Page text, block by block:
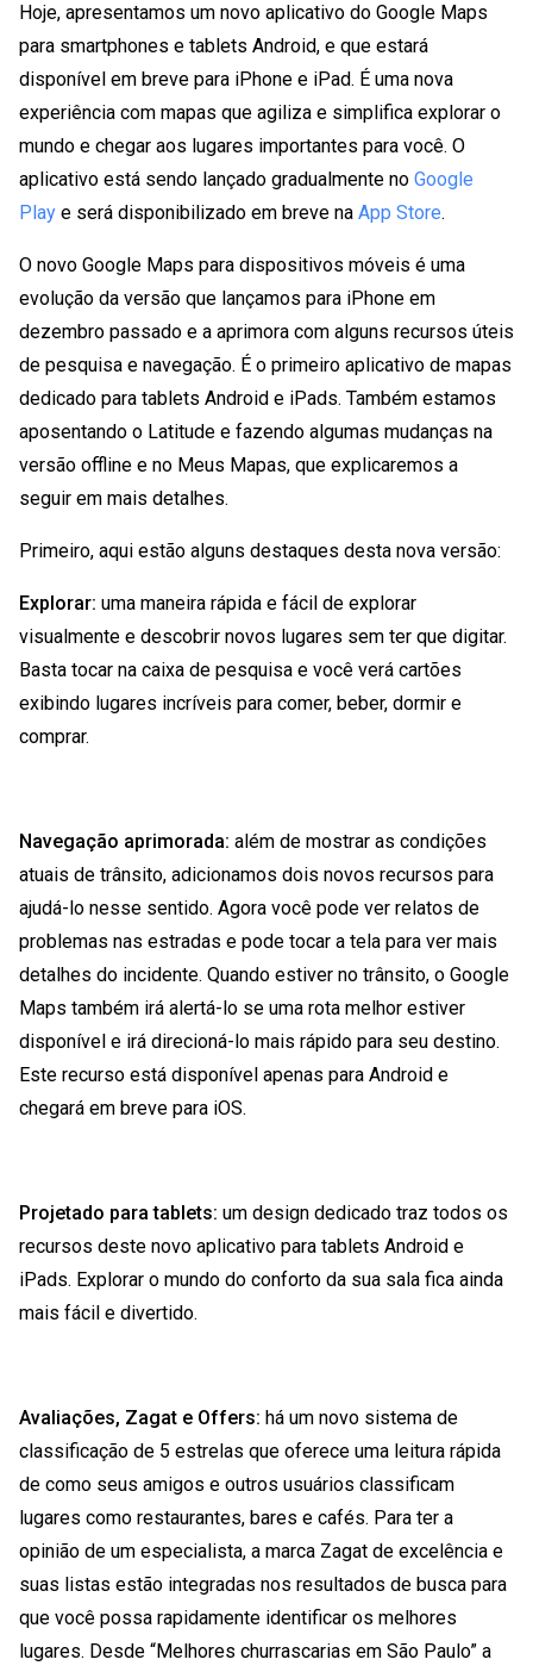
Hoje, apresentamos um novo aplicativo do Google Maps
para smartphones e tablets Android, e que estará
disponível em breve para iPhone e iPad. É uma nova
experiência com mapas que agiliza e simplifica explorar o
mundo e chegar aos lugares importantes para você. O
aplicativo está sendo lançado gradualmente no Google
Play e será disponibilizado em breve na App Store.
O novo Google Maps para dispositivos móveis é uma
evolução da versão que lançamos para iPhone em
dezembro passado e a aprimora com alguns recursos úteis
de pesquisa e navegação. É o primeiro aplicativo de mapas
dedicado para tablets Android e iPads. Também estamos
aposentando o Latitude e fazendo algumas mudanças na
versão offline e no Meus Mapas, que explicaremos a
seguir em mais detalhes.
Primeiro, aqui estão alguns destaques desta nova versão:
Explorar: uma maneira rápida e fácil de explorar
visualmente e descobrir novos lugares sem ter que digitar.
Basta tocar na caixa de pesquisa e você verá cartões
exibindo lugares incríveis para comer, beber, dormir e
comprar.
Navegação aprimorada: além de mostrar as condições
atuais de trânsito, adicionamos dois novos recursos para
ajudá-lo nesse sentido. Agora você pode ver relatos de
problemas nas estradas e pode tocar a tela para ver mais
detalhes do incidente. Quando estiver no trânsito, o Google
Maps também irá alertá-lo se uma rota melhor estiver
disponível e irá direcioná-lo mais rápido para seu destino.
Este recurso está disponível apenas para Android e
chegará em breve para iOS.
Projetado para tablets: um design dedicado traz todos os
recursos deste novo aplicativo para tablets Android e
iPads. Explorar o mundo do conforto da sua sala fica ainda
mais fácil e divertido.
Avaliações, Zagat e Offers: há um novo sistema de
classificação de 5 estrelas que oferece uma leitura rápida
de como seus amigos e outros usuários classificam
lugares como restaurantes, bares e cafés. Para ter a
opinião de um especialista, a marca Zagat de excelência e
suas listas estão integradas nos resultados de busca para
que você possa rapidamente identificar os melhores
lugares. Desde “Melhores churrascarias em São Paulo” a